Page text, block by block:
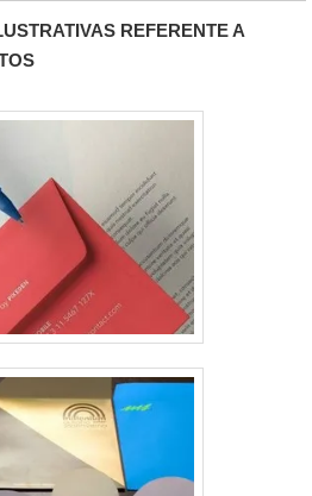
faz com que o material se torne
també.
REFERENTE A